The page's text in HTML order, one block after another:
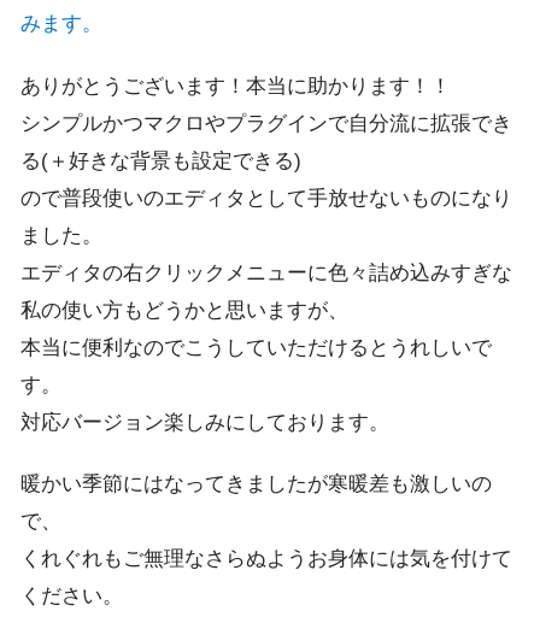
みます。
ありがとうございます！本当に助かります！！
シンプルかつマクロやプラグインで自分流に拡張でき
る(＋好きな背景も設定できる)
ので普段使いのエディタとして手放せないものになり
ました。
エディタの右クリックメニューに色々詰め込みすぎな
私の使い方もどうかと思いますが、
本当に便利なのでこうしていただけるとうれしいで
す。
対応バージョン楽しみにしております。
暖かい季節にはなってきましたが寒暖差も激しいの
で、
くれぐれもご無理なさらぬようお身体には気を付けて
ください。